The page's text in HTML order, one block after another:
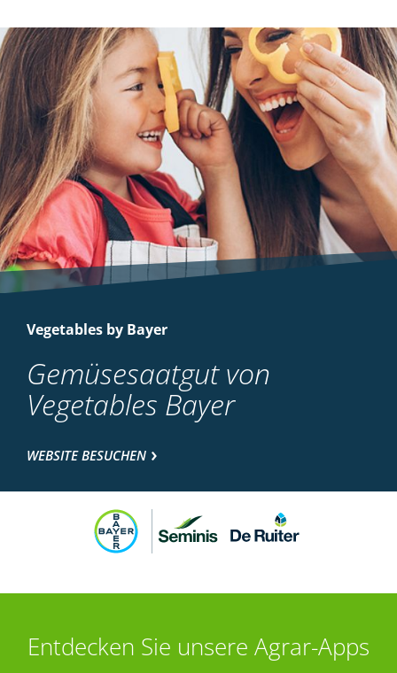
Vegetables by Bayer
Gemüsesaatgut von
Vegetables Bayer
WEBSITE BESUCHEN
Entdecken Sie unsere Agrar-Apps